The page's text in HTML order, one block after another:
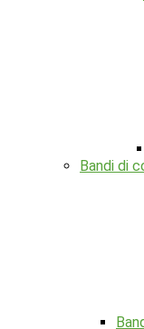
Bandi di